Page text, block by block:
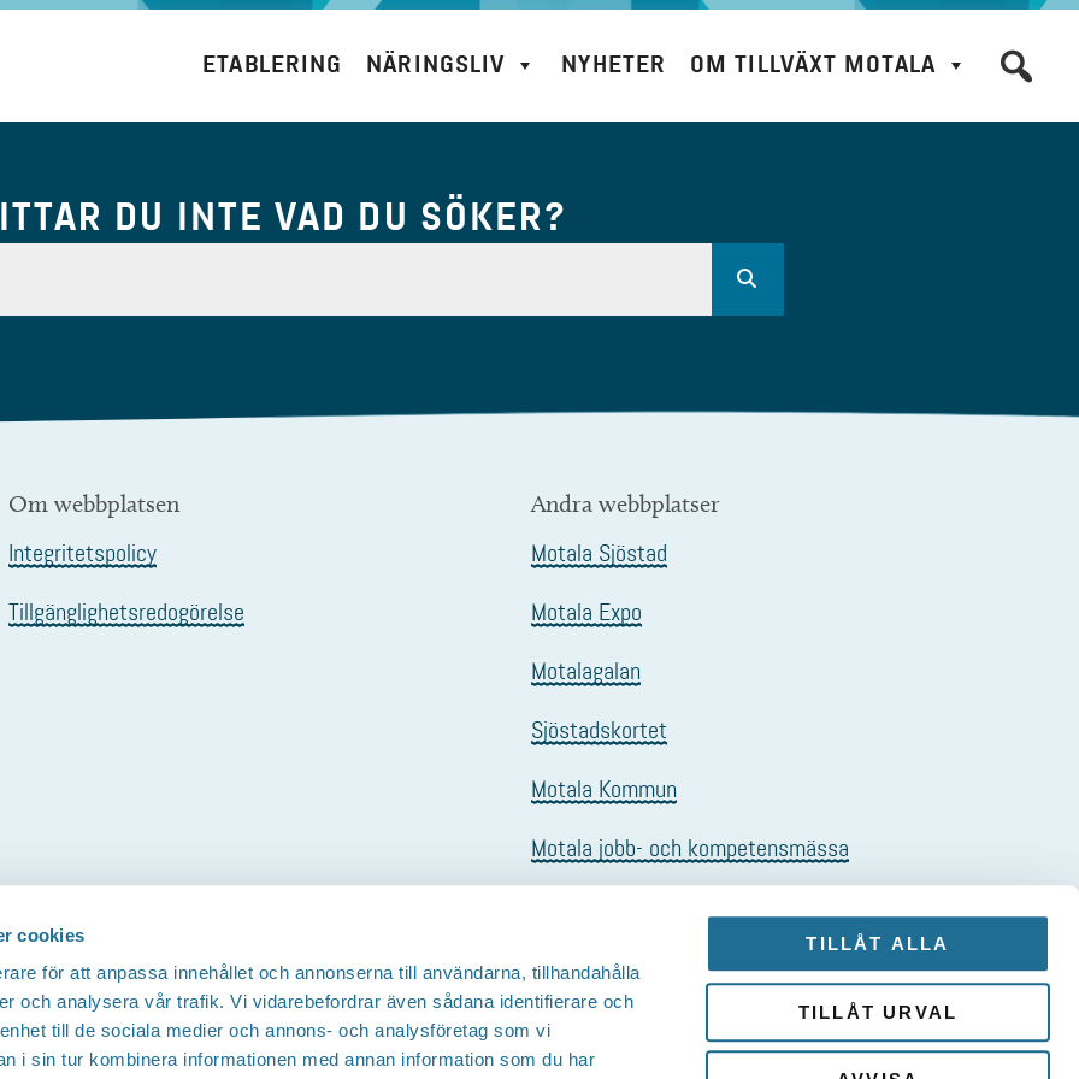
cookies
för att anpassa innehållet och annonserna till användarna, tillhandahålla
och analysera vår trafik. Vi vidarebefordrar även sådana identifierare och
till de sociala medier och annons- och analysföretag som vi
i sin tur kombinera informationen med annan information som du har
TILLÅT ALLA
TILLÅT URVAL
ETABLERING NÄRINGSLIV NYHETER OM TILLVÄXT MOTALA
DU INTE VAD DU SÖKER?
Om webbplatsen
Integritetspolicy
Tillgänglighetsredogörelse
Andra webbplatser
Motala Sjöstad
Motala Expo
Motalagalan
Sjöstadskortet
Motala Kommun
Motala jobb- och kompetensmässa